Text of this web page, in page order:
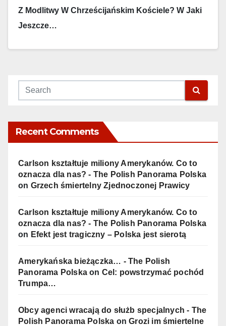
Z Modlitwy W Chrześcijańskim Kościele? W Jaki
Jeszcze…
Recent Comments
Carlson kształtuje miliony Amerykanów. Co to
oznacza dla nas? - The Polish Panorama Polska
on Grzech śmiertelny Zjednoczonej Prawicy
Carlson kształtuje miliony Amerykanów. Co to
oznacza dla nas? - The Polish Panorama Polska
on Efekt jest tragiczny – Polska jest sierotą
Amerykańska bieżączka… - The Polish
Panorama Polska on Cel: powstrzymać pochód
Trumpa…
Obcy agenci wracają do służb specjalnych - The
Polish Panorama Polska onGrozi im śmiertelne